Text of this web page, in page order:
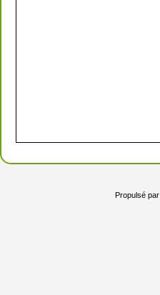
Propulsé par